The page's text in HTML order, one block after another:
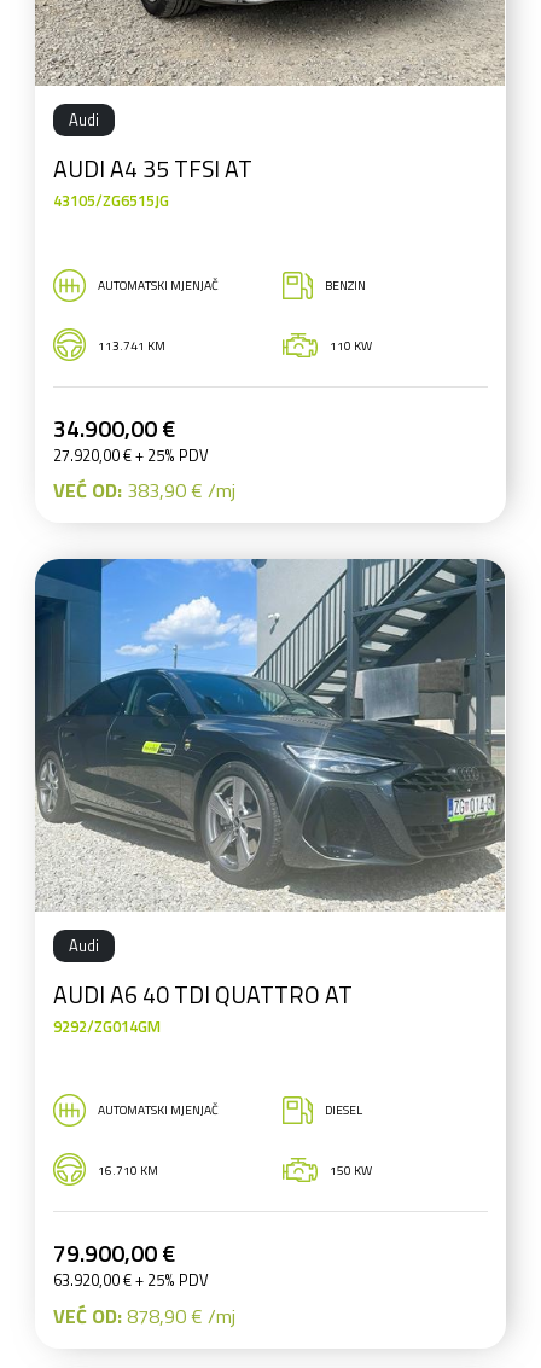
Audi
AUDI A4 35 TFSI AT
43105/ZG6515JG
AUTOMATSKI MJENJAČ BENZIN
113.741 KM 110 KW
34.900,00 €
27.920,00 € + 25% PDV
VEĆ OD: 383,90 € /mj
Audi
AUDI A6 40 TDI QUATTRO AT
9292/ZG014GM
AUTOMATSKI MJENJAČ DIESEL
16.710 KM 150 KW
79.900,00 €
63.920,00 € + 25% PDV
VEĆ OD:878,90 € /mj